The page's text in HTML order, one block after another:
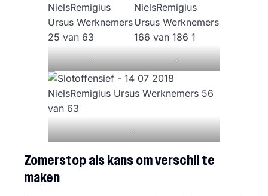
. .
.
Zomerstop als kans om verschil te
maken